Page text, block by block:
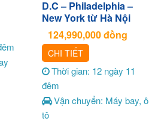
D.C – Philadelphia –
New York từ Hà Nội
124,990,000đồng
CHI TIẾT
Thời gian: 12 ngày 11
đêm
Vận chuyển: Máy bay, ô
tô